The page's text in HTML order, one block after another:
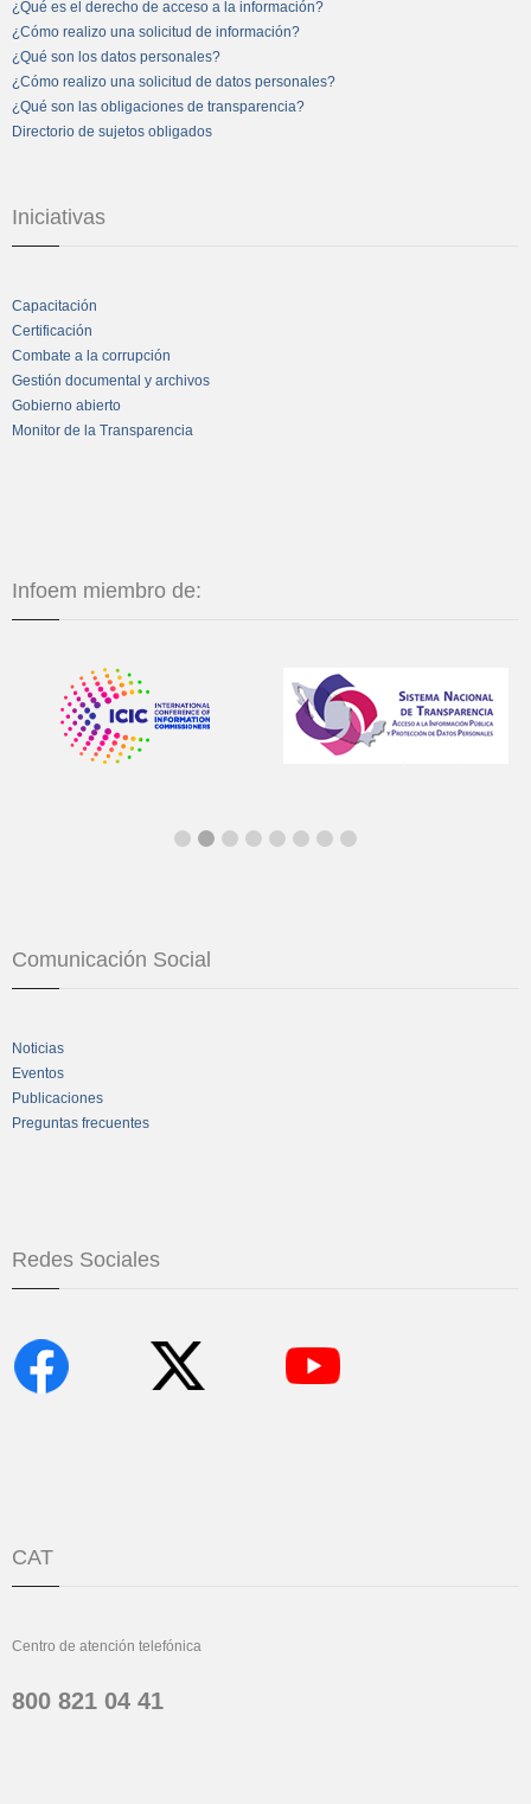
¿Qué es el derecho de acceso a la información?
¿Cómo realizo una solicitud de información?
¿Qué son los datos personales?
¿Cómo realizo una solicitud de datos personales?
¿Qué son las obligaciones de transparencia?
Directorio de sujetos obligados
Iniciativas
Capacitación
Certificación
Combate a la corrupción
Gestión documental y archivos
Gobierno abierto
Monitor de la Transparencia
Infoem miembro de:
Comunicación Social
Noticias
Eventos
Publicaciones
Preguntas frecuentes
Redes Sociales
CAT
Centro de atención telefónica
800 821 04 41